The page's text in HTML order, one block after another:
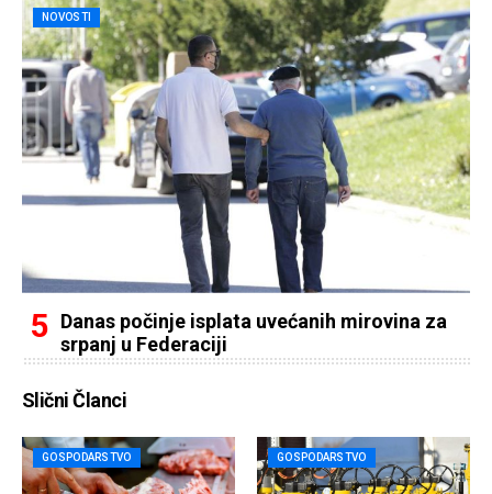
NOVOSTI
Danas počinje isplata uvećanih mirovina za
srpanj u Federaciji
Slični Članci
GOSPODARSTVO GOSPODARSTVO